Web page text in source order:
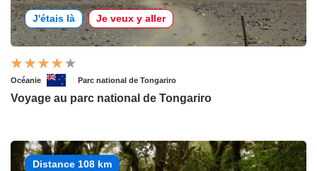
J'étais là Je veux y aller
Océanie Parc national de Tongariro
Voyage au parc national de Tongariro
Distance 108 km